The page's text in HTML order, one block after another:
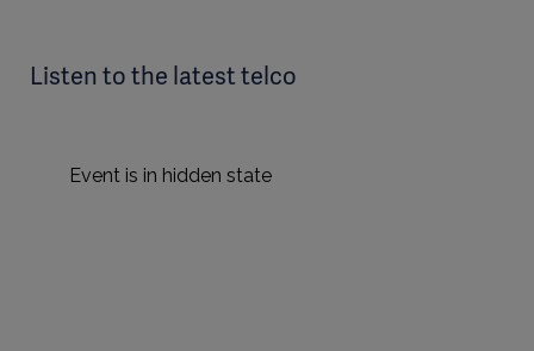
Listen to the latest telco